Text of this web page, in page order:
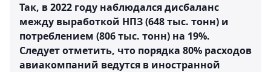
Так, в 2022 году наблюдался дисбаланс
между выработкой НПЗ (648 тыс. тонн) и
потреблением (806 тыс. тонн) на 19%.
Следует отметить, что порядка 80% расходов
авиакомпаний ведутся в иностранной